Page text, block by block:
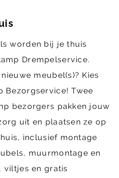
worden bij je thuis
Drempelservice.
meubel(s)? Kies
Bezorgservice! Twee
bezorgers pakken jouw
uit en plaatsen ze op
inclusief montage
muurmontage en
viltjes en gratis